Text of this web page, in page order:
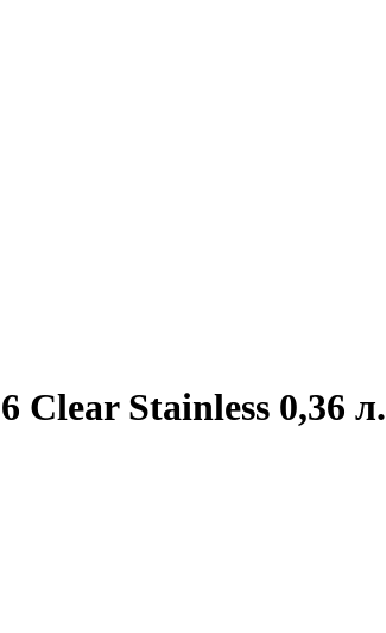
Stainless 0,36 л.